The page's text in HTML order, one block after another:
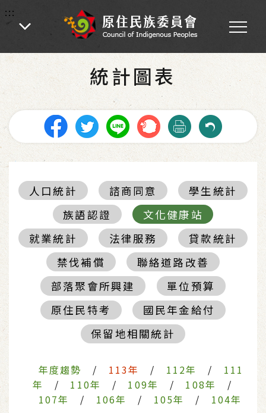
:::
:::
首頁 統計圖表
統計圖表
人口統計 諮商同意
學生統計
族語認證
文化健康站
就業統計
法律服務
貸款統計
禁伐補償
聯絡道路改善
部落聚會所興建
單位預算
原住民特考
國民年金給付
保留地相關統計
年度趨勢 / 113年 / 112年 /
111
年
/ 110年 / 109年 / 108年
/
107年
/ 106年 / 105年 / 104年